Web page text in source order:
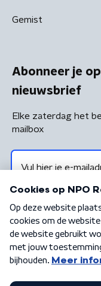
Gemist
Abonneer je
nieuwsbrief
Elke zaterdag het
mailbox
Algemene